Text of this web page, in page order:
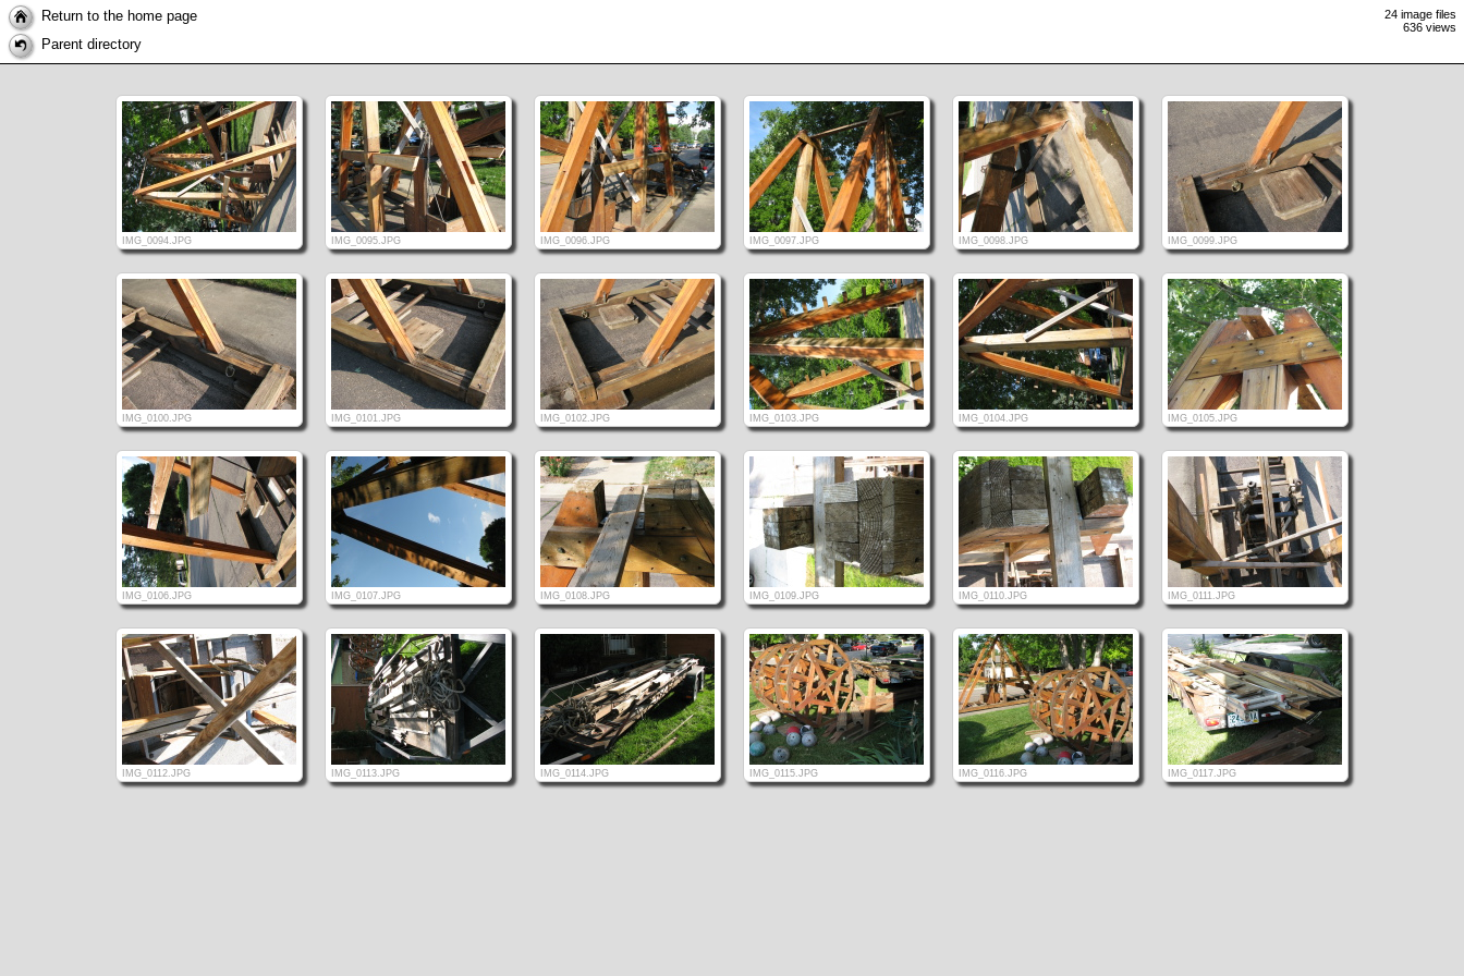
Return to the home page
Parent directory
24 image files
636 views
IMG_0094.JPG IMG_0095.JPG IMG_0096.JPG IMG_0097.JPG IMG_0098.JPG IMG_0099.JPG
IMG_0100.JPG IMG_0101.JPG IMG_0102.JPG IMG_0103.JPG IMG_0104.JPG IMG_0105.JPG
IMG_0106.JPG IMG_0107.JPG IMG_0108.JPG IMG_0109.JPG IMG_0110.JPG IMG_0111.JPG
IMG_0112.JPG IMG_0113.JPG IMG_0114.JPG IMG_0115.JPG IMG_0116.JPG IMG_0117.JPG